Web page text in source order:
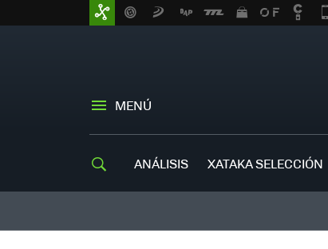
MENÚ
ANÁLISIS XATAKA SELECCIÓN